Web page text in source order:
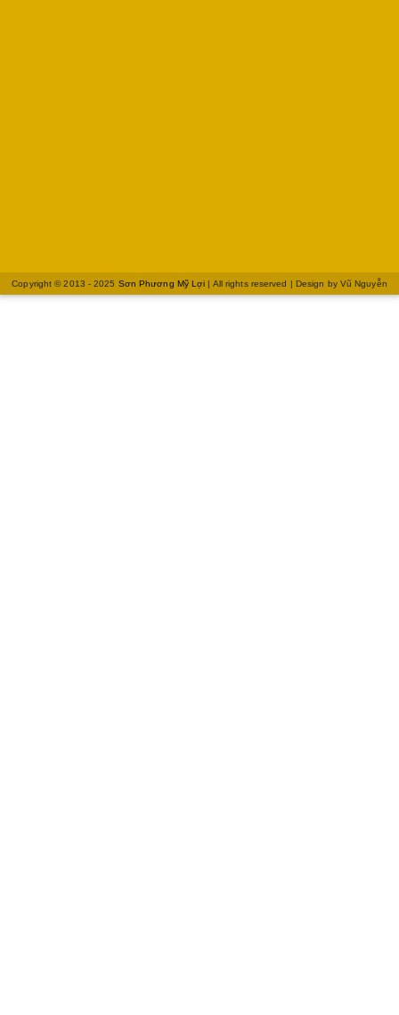
Copyright © 2013 - 2025 Sơn Phương Mỹ Lợi | All rights reserved | Design by Vũ Nguyễn